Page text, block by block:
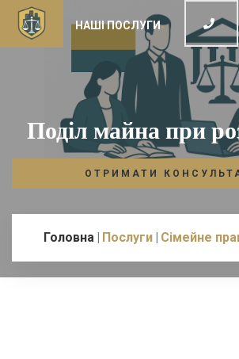
НАШІ ПОСЛУГИ
Поділ майна при
ОТРИМАТИ
Головна Послуги Сімейне